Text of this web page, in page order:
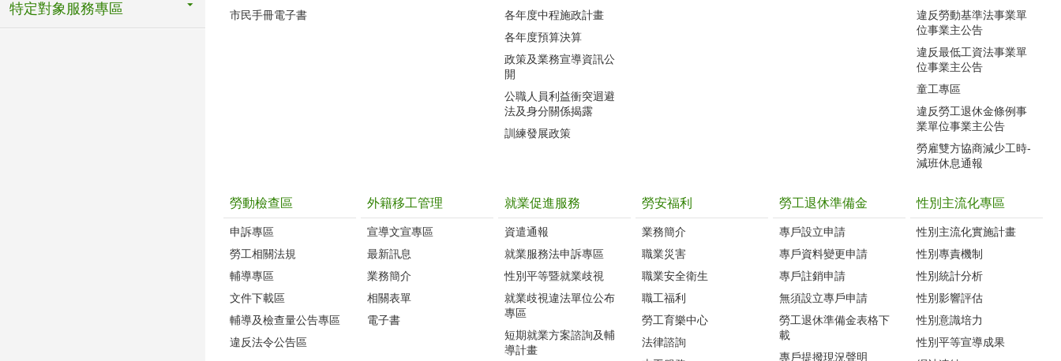
特定對象服務專區
市民手冊電子書
各年度中程施政計畫
各年度預算決算
政策及業務宣導資訊公
開
公職人員利益衝突迴避
法及身分關係揭露
訓練發展政策
違反勞動基準法事業單
位事業主公告
違反最低工資法事業單
位事業主公告
童工專區
違反勞工退休金條例事
業單位事業主公告
勞雇雙方協商減少工時-
減班休息通報
勞動檢查區
申訴專區
勞工相關法規
輔導專區
文件下載區
輔導及檢查量公告專區
違反法令公告區
外籍移工管理
宣導文宣專區
最新訊息
業務簡介
相關表單
電子書
就業促進服務
資遣通報
就業服務法申訴專區
性別平等暨就業歧視
就業歧視違法單位公布
專區
短期就業方案諮詢及輔
導計畫
勞安福利
業務簡介
職業災害
職業安全衛生
職工福利
勞工育樂中心
法律諮詢
勞工退休準備金
專戶設立申請
專戶資料變更申請
專戶註銷申請
無須設立專戶申請
勞工退休準備金表格下
載
專戶提撥現況聲明
性別主流化專區
性別主流化實施計畫
性別專責機制
性別統計分析
性別影響評估
性別意識培力
性別平等宣導成果